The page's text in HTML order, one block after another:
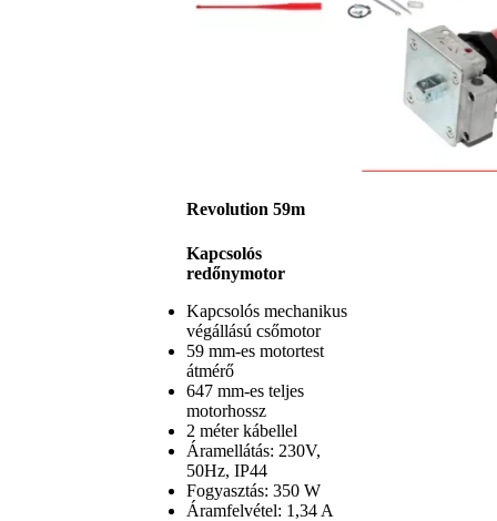
Revolution 59m
Kapcsolós
redőnymotor
Kapcsolós mechanikus
végállású csőmotor
59 mm-es motortest
átmérő
647 mm-es teljes
motorhossz
2 méter kábellel
Áramellátás: 230V,
50Hz, IP44
Fogyasztás: 350 W
Áramfelvétel: 1,34 A